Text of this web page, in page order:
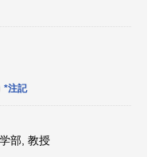
*注記
部, 教授